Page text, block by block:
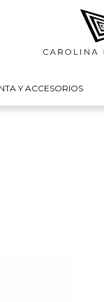
Y ACCESORIOS